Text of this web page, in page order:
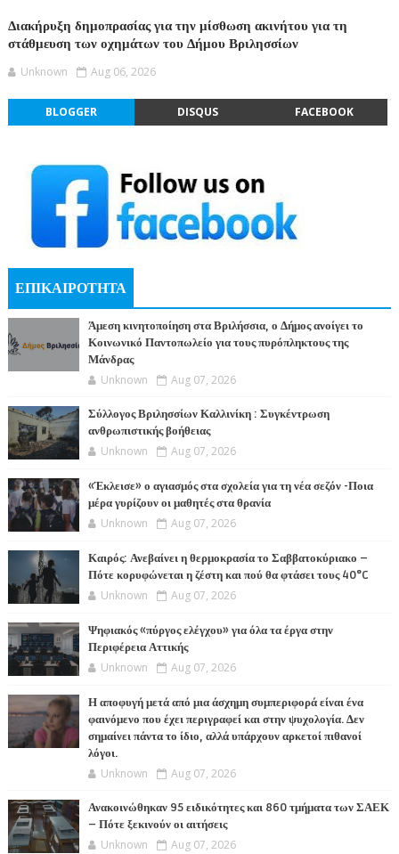
Διακήρυξη δημοπρασίας για την μίσθωση ακινήτου για τη
στάθμευση των οχημάτων του Δήμου Βριλησσίων
Unknown Aug 06, 2026
BLOGGER DISQUS FACEBOOK
ΕΠΙΚΑΙΡΟΤΗΤΑ
Άμεση κινητοποίηση στα Βριλήσσια, ο Δήμος ανοίγει το
Κοινωνικό Παντοπωλείο για τους πυρόπληκτους της
Μάνδρας
Unknown Aug 07, 2026
Σύλλογος Βριλησσίων Καλλινίκη : Συγκέντρωση
ανθρωπιστικής βοήθειας
Unknown Aug 07, 2026
«Έκλεισε» ο αγιασμός στα σχολεία για τη νέα σεζόν -Ποια
μέρα γυρίζουν οι μαθητές στα θρανία
Unknown Aug 07, 2026
Καιρός: Ανεβαίνει η θερμοκρασία το Σαββατοκύριακο –
Πότε κορυφώνεται η ζέστη και πού θα φτάσει τους 40°C
Unknown Aug 07, 2026
Ψηφιακός «πύργος ελέγχου» για όλα τα έργα στην
Περιφέρεια Αττικής
Unknown Aug 07, 2026
Η αποφυγή μετά από μια άσχημη συμπεριφορά είναι ένα
φαινόμενο που έχει περιγραφεί και στην ψυχολογία. Δεν
σημαίνει πάντα το ίδιο, αλλά υπάρχουν αρκετοί πιθανοί
λόγοι.
Unknown Aug 07, 2026
Ανακοινώθηκαν 95 ειδικότητες και 860 τμήματα των ΣΑΕΚ
– Πότε ξεκινούν οι αιτήσεις
Unknown Aug 07, 2026